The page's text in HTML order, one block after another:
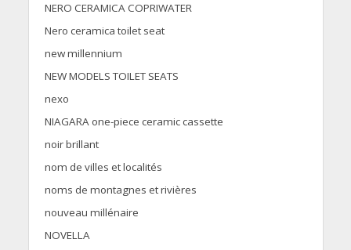
NERO CERAMICA COPRIWATER
Nero ceramica toilet seat
new millennium
NEW MODELS TOILET SEATS
nexo
NIAGARA one-piece ceramic cassette
noir brillant
nom de villes et localités
noms de montagnes et rivières
nouveau millénaire
NOVELLA